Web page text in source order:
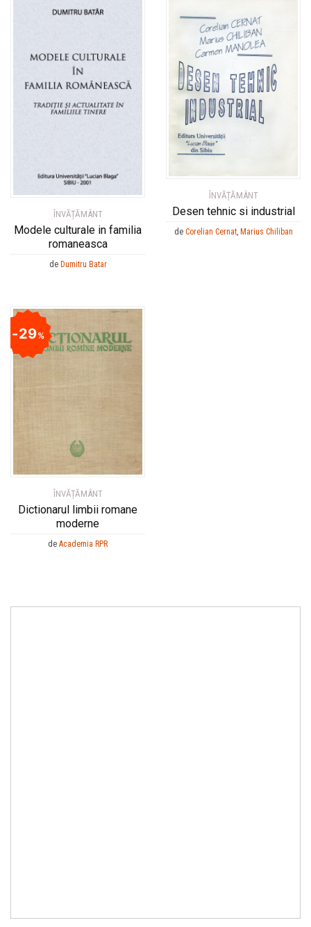
ÎNVĂȚĂMÂNT
Modele culturale in familia
romaneasca
de Dumitru Batar
ÎNVĂȚĂMÂNT
Desen tehnic si industrial
de Corelian Cernat, Marius Chiliban
ÎNVĂȚĂMÂNT
Dictionarul limbii romane
moderne
29%
de Academia RPR